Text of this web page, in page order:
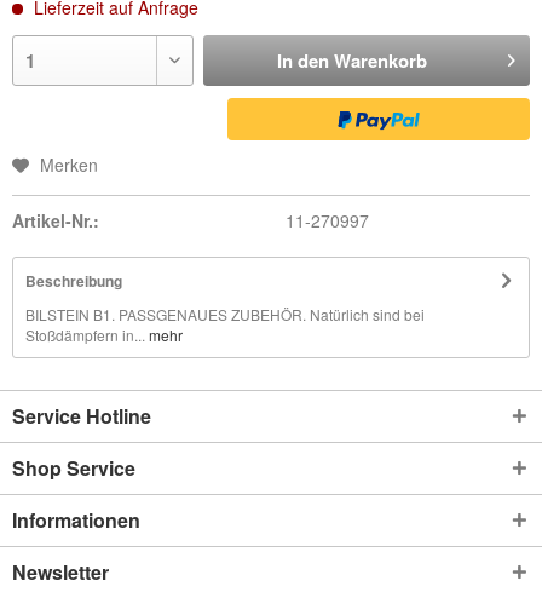
Lieferzeit auf Anfrage
In den Warenkorb
Merken
Artikel-Nr.: 11-270997
Beschreibung
BILSTEIN B1. PASSGENAUES ZUBEHÖR. Natürlich sind bei
Stoßdämpfern in... mehr
Service Hotline
Shop Service
Informationen
Newsletter